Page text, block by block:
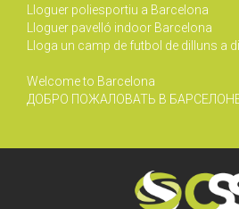
Lloguer poliesportiu a Barcelona
Lloguer pavelló indoor Barcelona
Lloga un camp de futbol de dilluns a
Welcome to Barcelona
ДОБРО ПОЖАЛОВАТЬ В